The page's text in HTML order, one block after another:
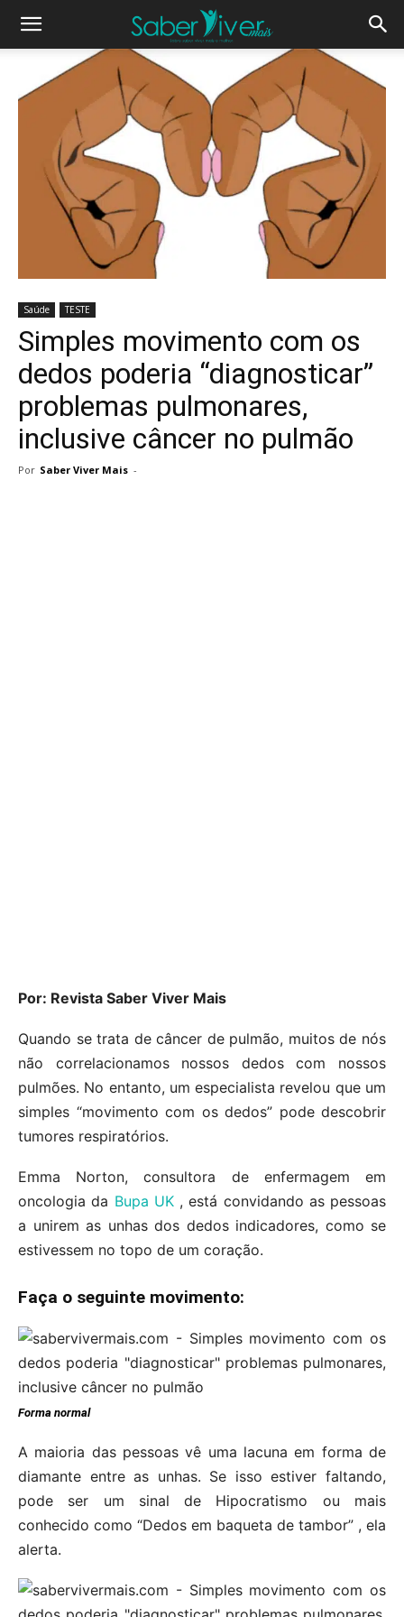
Saúde TESTE
Simples movimento com os
dedos poderia “diagnosticar”
problemas pulmonares,
inclusive câncer no pulmão
Por Saber Viver Mais -
Por: Revista Saber Viver Mais
Quando se trata de câncer de pulmão, muitos de nós
não correlacionamos nossos dedos com nossos
pulmões. No entanto, um especialista revelou que um
simples “movimento com os dedos” pode descobrir
tumores respiratórios.
Emma Norton, consultora de enfermagem em
oncologia da Bupa UK, está convidando as pessoas
a unirem as unhas dos dedos indicadores, como se
estivessem no topo de um coração.
Faça o seguinte movimento:
Forma normal
A maioria das pessoas vê uma lacuna em forma de
diamante entre as unhas. Se isso estiver faltando,
pode ser um sinal de Hipocratismo ou mais
conhecido como “Dedos em baqueta de tambor” , ela
alerta.